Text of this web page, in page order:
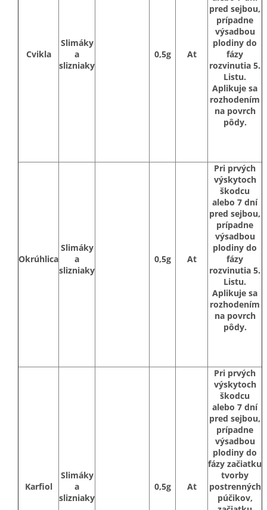
Cvikla
Slimáky
a
slizniaky
0,5g At
pred sejbou,
prípadne
výsadbou
plodiny do
fázy
rozvinutia 5.
Listu.
Aplikuje sa
rozhodením
na povrch
pôdy.
Okrúhlica
Slimáky
a
slizniaky
0,5g At
Pri prvých
výskytoch
škodcu
alebo 7 dní
pred sejbou,
prípadne
výsadbou
plodiny do
fázy
rozvinutia 5.
Listu.
Aplikuje sa
rozhodením
na povrch
pôdy.
Karfiol
Slimáky
a
slizniaky
0,5g At
Pri prvých
výskytoch
škodcu
alebo 7 dní
pred sejbou,
prípadne
výsadbou
plodiny do
fázy začiatku
tvorby
postrenných
púčikov,